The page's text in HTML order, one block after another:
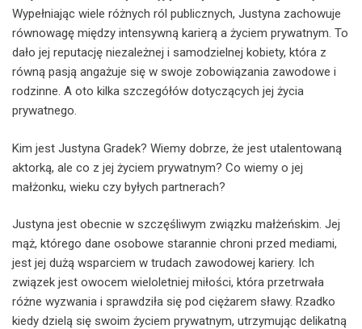
Wypełniając wiele różnych ról publicznych, Justyna zachowuje
równowagę między intensywną karierą a życiem prywatnym. To
dało jej reputację niezależnej i samodzielnej kobiety, która z
równą pasją angażuje się w swoje zobowiązania zawodowe i
rodzinne. A oto kilka szczegółów dotyczących jej życia
prywatnego.
Kim jest Justyna Gradek? Wiemy dobrze, że jest utalentowaną
aktorką, ale co z jej życiem prywatnym? Co wiemy o jej
małżonku, wieku czy byłych partnerach?
Justyna jest obecnie w szczęśliwym związku małżeńskim. Jej
mąż, którego dane osobowe starannie chroni przed mediami,
jest jej dużą wsparciem w trudach zawodowej kariery. Ich
związek jest owocem wieloletniej miłości, która przetrwała
różne wyzwania i sprawdziła się pod ciężarem sławy. Rzadko
kiedy dzielą się swoim życiem prywatnym, utrzymując delikatną